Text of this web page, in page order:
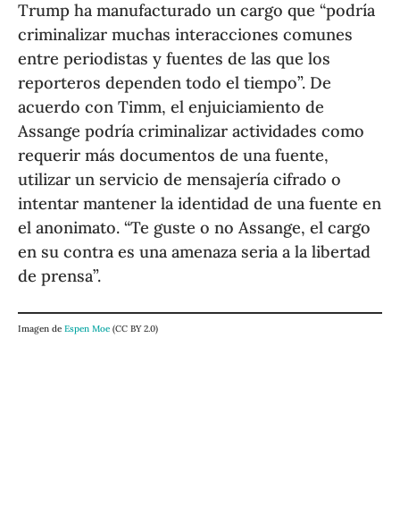
Trump ha manufacturado un cargo que “podría
criminalizar muchas interacciones comunes
entre periodistas y fuentes de las que los
reporteros dependen todo el tiempo”. De
acuerdo con Timm, el enjuiciamiento de
Assange podría criminalizar actividades como
requerir más documentos de una fuente,
utilizar un servicio de mensajería cifrado o
intentar mantener la identidad de una fuente en
el anonimato. “Te guste o no Assange, el cargo
en su contra es una amenaza seria a la libertad
de prensa”.
Imagen deEspen Moe (CC BY 2.0)